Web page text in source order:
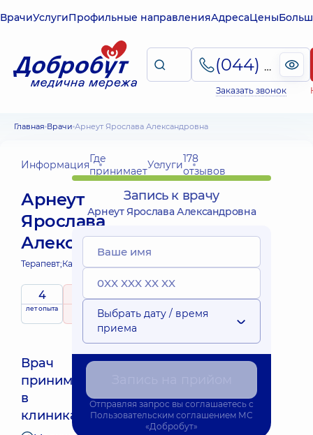
ВрачиУслугиПрофильные направленияАдресаЦены
(044) 495-2-888
Заказать звонок
Главная Врачи Арнеут Ярослава Александровна
ИнформацияГде
принимаетУслуги178
отзывов
Арнеут
Ярослава
Александровна
Терапевт;Кардиолог;
4
лет опыта
5 / 5
рейтингна основе
178 отзывов
Врач
принимает
в
клиниках:
Ближайшее время приема: Сьогодні о 15:45
Запись к врачу
Арнеут Ярослава Александровна
Выбрать дату / время
приема
Отправляя запрос вы соглашаетесь с
Пользовательским соглашением МС
«Добробут»